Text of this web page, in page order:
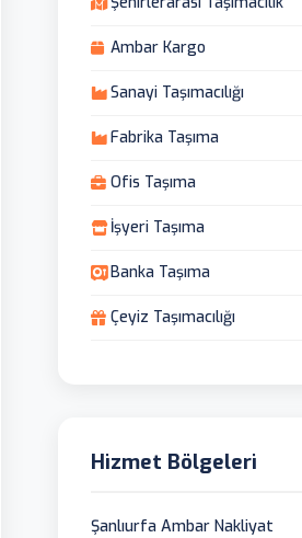
Ambar Kargo
Sanayi Taşımacılığı
Fabrika Taşıma
Ofis Taşıma
İşyeri Taşıma
Banka Taşıma
Çeyiz Taşımacılığı
Hizmet Bölgeleri
Şanlıurfa Ambar Nakliyat